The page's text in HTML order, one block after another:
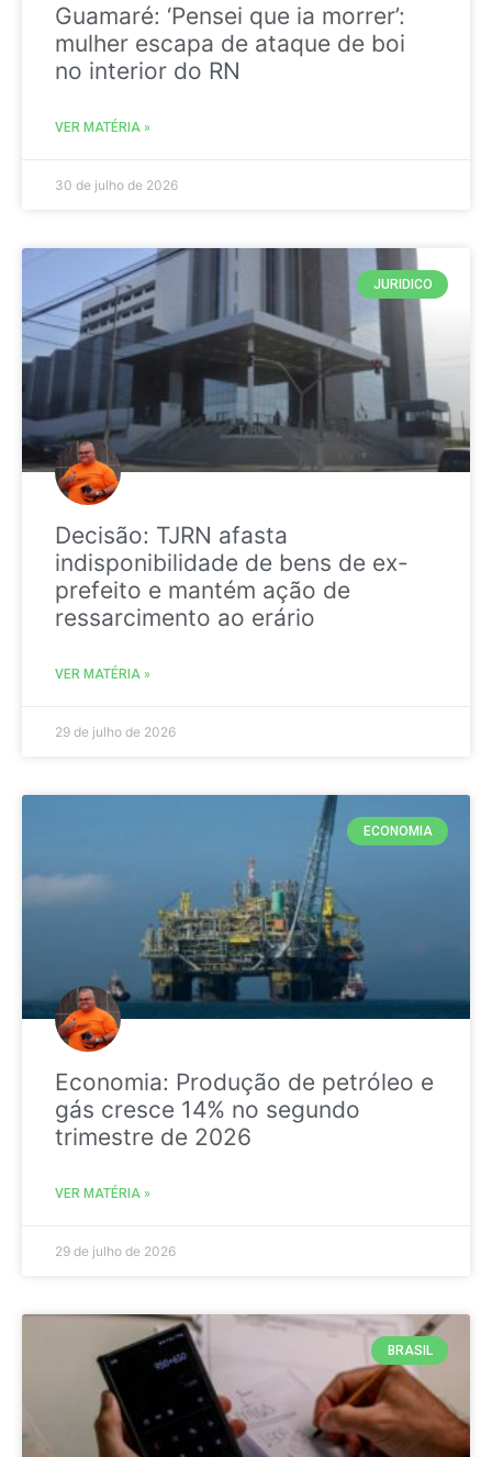
Guamaré: ‘Pensei que ia morrer’:
mulher escapa de ataque de boi
no interior do RN
VER MATÉRIA »
30 de julho de 2026
JURIDICO
Decisão: TJRN afasta
indisponibilidade de bens de ex-
prefeito e mantém ação de
ressarcimento ao erário
VER MATÉRIA »
29 de julho de 2026
ECONOMIA
Economia: Produção de petróleo e
gás cresce 14% no segundo
trimestre de 2026
VER MATÉRIA »
29 de julho de 2026
BRASIL